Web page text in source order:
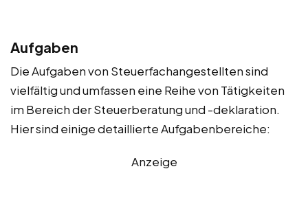
Aufgaben
Die Aufgaben von Steuerfachangestellten sind
vielfältig und umfassen eine Reihe von Tätigkeiten
im Bereich der Steuerberatung und -deklaration.
Hier sind einige detaillierte Aufgabenbereiche:
Anzeige